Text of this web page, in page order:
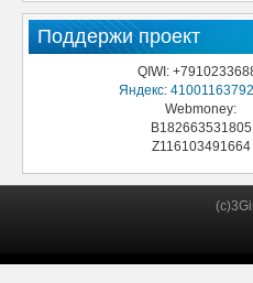
Поддержи проект
QIWI:
Яндекс:
Webmoney:
B182663531805
Z116103491664